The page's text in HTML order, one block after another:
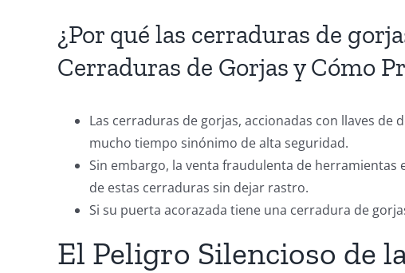
¿Por qué las cerraduras de
Cerraduras de Gorjas y Cómo
Las cerraduras de gorjas, accionadas con llaves
mucho tiempo sinónimo de alta seguridad.
Sin embargo, la venta fraudulenta de herramientas
de estas cerraduras sin dejar rastro.
Si su puerta acorazada tiene una cerradura de
El Peligro Silencioso de